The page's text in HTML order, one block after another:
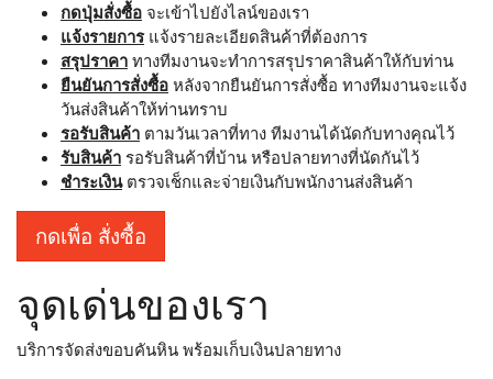
กดปุ่มสั่งซื้อ จะเข้าไปยังไลน์ของเรา
แจ้งรายการแจ้งรายละเอียดสินค้าที่ต้องการ
สรุปราคา ทางทีมงานจะทำการสรุปราคาสินค้าให้กับท่าน
ยืนยันการสั่งซื้อ หลังจากยืนยันการสั่งซื้อ ทางทีมงานจะแจ้ง
วันส่งสินค้าให้ท่านทราบ
รอรับสินค้า ตามวันเวลาที่ทาง ทีมงานได้นัดกับทางคุณไว้
รับสินค้า รอรับสินค้าที่บ้าน หรือปลายทางที่นัดกันไว้
ชำระเงินตรวจเช็กและจ่ายเงินกับพนักงานส่งสินค้า
กดเพื่อ สั่งซื้อ
จุดเด่นของเรา
บริการจัดส่งขอบคันหิน พร้อมเก็บเงินปลายทาง